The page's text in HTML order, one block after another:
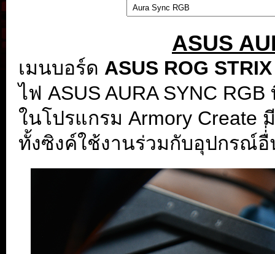
ASUS
เมนบอร์ด ASUS ROG
ไฟ ASUS AURA SYNC
ในโปรแกรม Armory Create
ทั้งซิงค์ใช้งานร่วมกับอุปกรณ์อื่่